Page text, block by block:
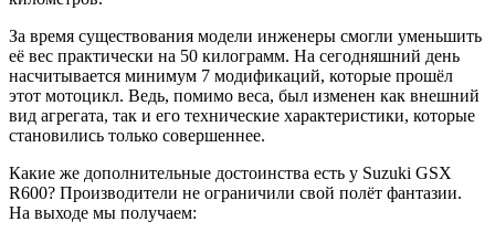
За время существования модели инженеры смогли уменьшить
её вес практически на 50 килограмм. На сегодняшний день
насчитывается минимум 7 модификаций, которые прошёл
этот мотоцикл. Ведь, помимо веса, был изменен как внешний
вид агрегата, так и его технические характеристики, которые
становились только совершеннее.
Какие же дополнительные достоинства есть у Suzuki GSX
R600? Производители не ограничили свой полёт фантазии.
На выходе мы получаем: